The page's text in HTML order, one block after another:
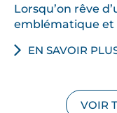
Lorsqu’on rêve
emblématique et
EN SAVOIR
VOIR